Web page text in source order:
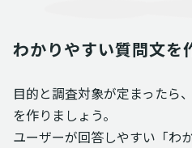
わかりやすい質問文を
目的と調査対象が定まったら
を作りましょう。
ユーザーが回答しやすい「わ